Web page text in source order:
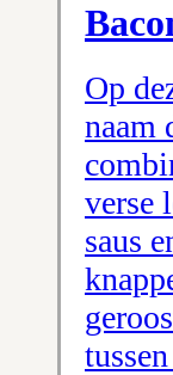
Op
naam
verse
saus